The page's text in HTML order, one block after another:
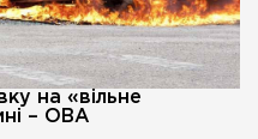
на «вільне
– ОВА